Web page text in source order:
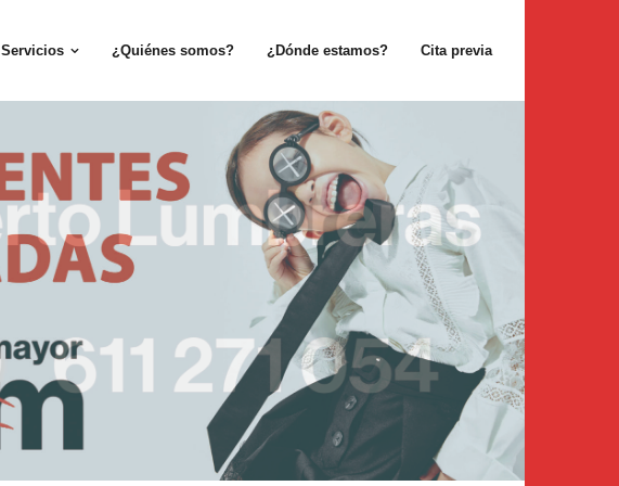
Servicios ¿Quiénes somos? ¿Dónde estamos? Cita previa